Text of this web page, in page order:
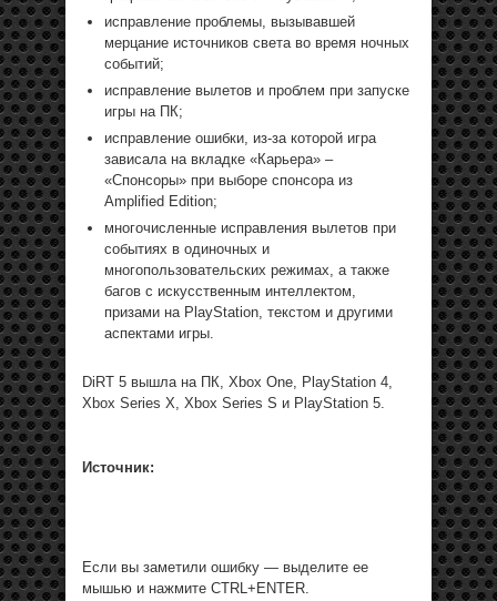
исправление проблемы, вызывавшей
мерцание источников света во время ночных
событий;
исправление вылетов и проблем при запуске
игры на ПК;
исправление ошибки, из-за которой игра
зависала на вкладке «Карьера» –
«Спонсоры» при выборе спонсора из
Amplified Edition;
многочисленные исправления вылетов при
событиях в одиночных и
многопользовательских режимах, а также
багов с искусственным интеллектом,
призами на PlayStation, текстом и другими
аспектами игры.
DiRT 5 вышла на ПК, Xbox One, PlayStation 4,
Xbox Series X, Xbox Series S и PlayStation 5.
Источник:
Если вы заметили ошибку — выделите ее
мышью и нажмите CTRL+ENTER.